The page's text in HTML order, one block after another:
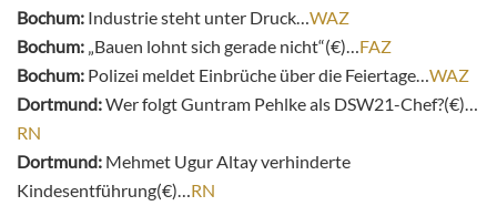
Bochum: Industrie steht unter Druck… WAZ
Bochum: „Bauen lohnt sich gerade nicht“(€)… FAZ
Bochum: Polizei meldet Einbrüche über die Feiertage… WAZ
Dortmund:Wer folgt Guntram Pehlke als DSW21-Chef?(€)…
RN
Dortmund: Mehmet Ugur Altay verhinderte
Kindesentführung(€)… RN